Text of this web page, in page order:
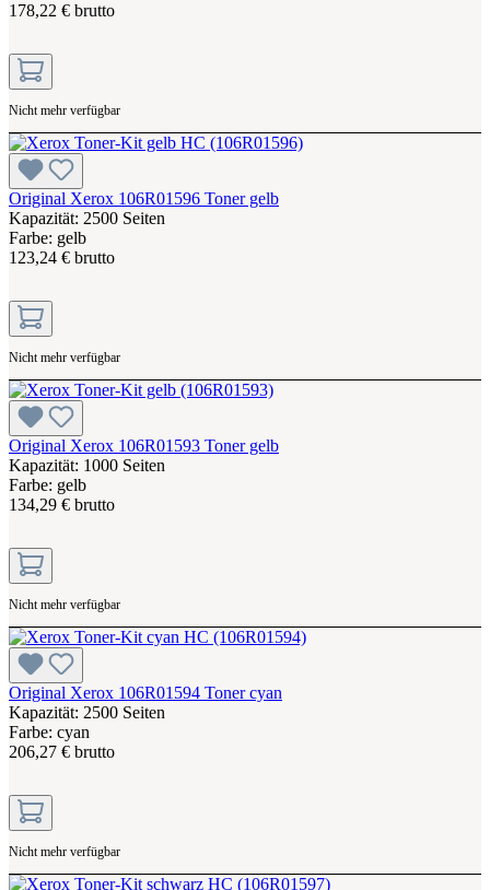
178,22 € brutto
Nicht mehr verfügbar
Original Xerox 106R01596 Toner gelb
Kapazität: 2500 Seiten
Farbe: gelb
123,24 € brutto
Nicht mehr verfügbar
Original Xerox 106R01593 Toner gelb
Kapazität: 1000 Seiten
Farbe: gelb
134,29 € brutto
Nicht mehr verfügbar
Original Xerox 106R01594 Toner cyan
Kapazität: 2500 Seiten
Farbe: cyan
206,27 € brutto
Nicht mehr verfügbar